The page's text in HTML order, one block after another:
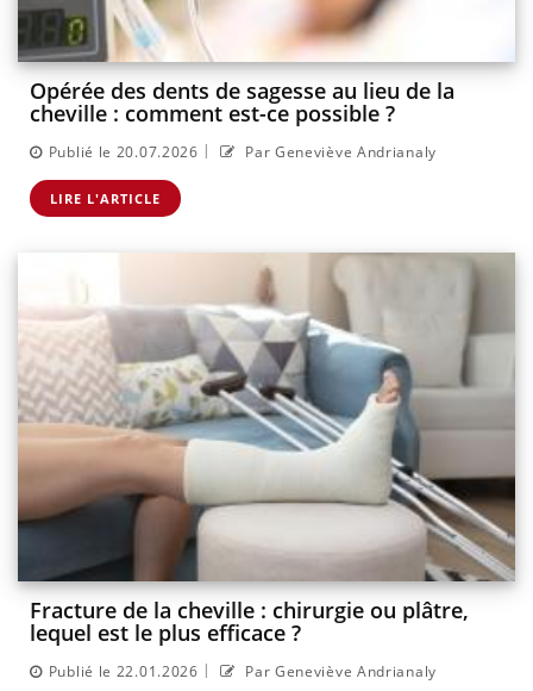
Opérée des dents de sagesse au lieu de la
cheville : comment est-ce possible ?
Publié le 20.07.2026 | Par Geneviève Andrianaly
LIRE L'ARTICLE
Fracture de la cheville : chirurgie ou plâtre,
lequel est le plus efficace ?
Publié le 22.01.2026 | Par Geneviève Andrianaly